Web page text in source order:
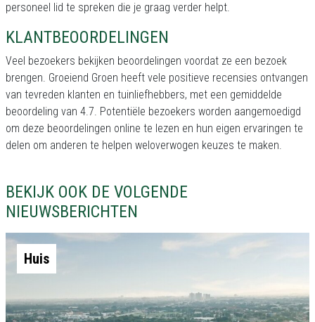
personeel lid te spreken die je graag verder helpt.
KLANTBEOORDELINGEN
Veel bezoekers bekijken beoordelingen voordat ze een bezoek
brengen. Groeiend Groen heeft vele positieve recensies ontvangen
van tevreden klanten en tuinliefhebbers, met een gemiddelde
beoordeling van 4.7. Potentiële bezoekers worden aangemoedigd
om deze beoordelingen online te lezen en hun eigen ervaringen te
delen om anderen te helpen weloverwogen keuzes te maken.
BEKIJK OOK DE VOLGENDE
NIEUWSBERICHTEN
Huis